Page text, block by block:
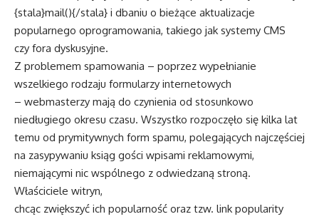
{stala}mail(){/stala} i dbaniu o bieżące aktualizacje
popularnego oprogramowania, takiego jak systemy CMS
czy fora dyskusyjne.
Z problemem spamowania – poprzez wypełnianie
wszelkiego rodzaju formularzy internetowych
– webmasterzy mają do czynienia od stosunkowo
niedługiego okresu czasu. Wszystko rozpoczęło się kilka lat
temu od prymitywnych form spamu, polegających najczęściej
na zasypywaniu ksiąg gości wpisami reklamowymi,
niemającymi nic wspólnego z odwiedzaną stroną.
Właściciele witryn,
chcąc zwiększyć ich popularność oraz tzw. link popularity